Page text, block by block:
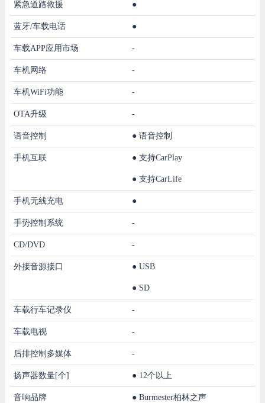
紧急道路救援 ●
蓝牙/车载电话 ●
车载APP应用市场 -
车机网络 -
车机WiFi功能 -
OTA升级 -
语音控制 ● 语音控制
手机互联 ● 支持CarPlay
● 支持CarLife
手机无线充电 ●
手势控制系统 -
CD/DVD -
外接音源接口 ● USB
● SD
车载行车记录仪 -
车载电视 -
后排控制多媒体 -
扬声器数量[个] ● 12个以上
音响品牌 ● Burmester柏林之声